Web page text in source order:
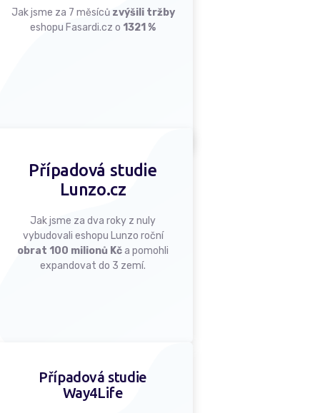
Jak jsme za 7 měsíců zvýšili tržby
eshopu Fasardi.cz o 1321 %
Případová studie
Lunzo.cz
Jak jsme za dva roky z nuly
vybudovali eshopu Lunzo roční
obrat 100 milionů Kča pomohli
expandovat do 3 zemí.
Případová studie
Way4Life